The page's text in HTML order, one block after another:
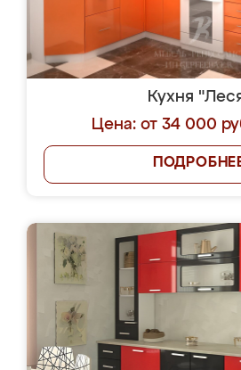
Кухня
Цена: от 34 000